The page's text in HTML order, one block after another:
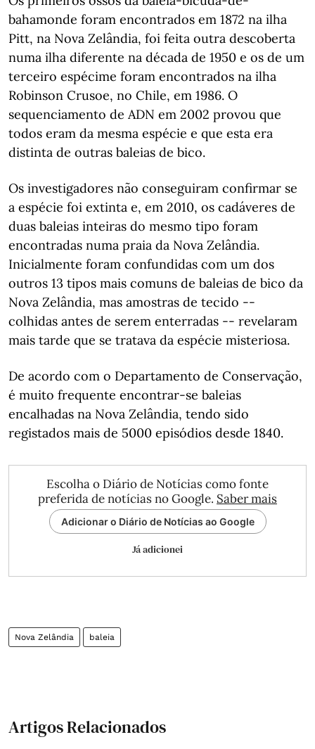
bahamonde foram encontrados em 1872 na ilha
Pitt, na Nova Zelândia, foi feita outra descoberta
numa ilha diferente na década de 1950 e os de um
terceiro espécime foram encontrados na ilha
Robinson Crusoe, no Chile, em 1986. O
sequenciamento de ADN em 2002 provou que
todos eram da mesma espécie e que esta era
distinta de outras baleias de bico.
Os investigadores não conseguiram confirmar se
a espécie foi extinta e, em 2010, os cadáveres de
duas baleias inteiras do mesmo tipo foram
encontradas numa praia da Nova Zelândia.
Inicialmente foram confundidas com um dos
outros 13 tipos mais comuns de baleias de bico da
Nova Zelândia, mas amostras de tecido --
colhidas antes de serem enterradas -- revelaram
mais tarde que se tratava da espécie misteriosa.
De acordo com o Departamento de Conservação,
é muito frequente encontrar-se baleias
encalhadas na Nova Zelândia, tendo sido
registados mais de 5000 episódios desde 1840.
Escolha o Diário de Notícias como fonte
preferida de notícias no Google. Saber mais
Adicionar o Diário de Notícias ao Google
Já adicionei
Nova Zelândia baleia
Artigos Relacionados